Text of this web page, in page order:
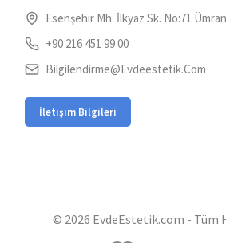
Esenşehir Mh. İlkyaz Sk. No:71
+90 216 451 99 00
Bilgilendirme@evdeestetik.com
İletişim Bilgileri
© 2026 EvdeEstetik.com - Tüm